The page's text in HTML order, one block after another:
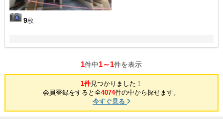
9枚
1件中1～1件を表示
1件見つかりました！
会員登録をすると全4074件の中から探せます。
今すぐ見る